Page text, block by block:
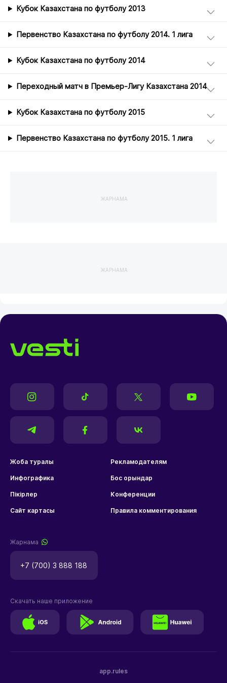
Кубок Казахстана по футболу 2013
Первенство Казахстана по футболу 2014. 1 лига
Кубок Казахстана по футболу 2014
Переходный матч в Премьер-Лигу Казахстана 2014
Кубок Казахстана по футболу 2015
Первенство Казахстана по футболу 2015. 1 лига
ЖАРНАМА
ЖАРНАМА
Жоба туралы Рекламодателям
Инфографика Бос орындар
Пікірлер Конференции
Сайт картасы Правила комментирования
Жарнама
+7 (700) 3 888 188
app.rules
Скачать наше приложение